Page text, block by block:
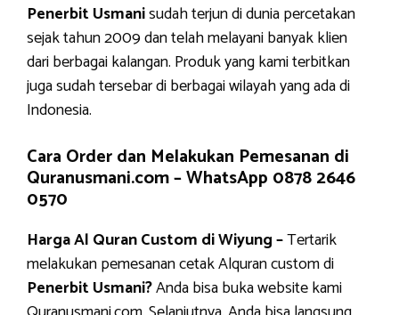
Penerbit Usmanisudah terjun di dunia percetakan
sejak tahun 2009 dan telah melayani banyak klien
dari berbagai kalangan. Produk yang kami terbitkan
juga sudah tersebar di berbagai wilayah yang ada di
Indonesia.
Cara Order dan Melakukan Pemesanan di
Quranusmani.com –WhatsApp 0878 2646
0570
Harga Al Quran Custom di Wiyung –Tertarik
melakukan pemesanan cetak Alquran custom di
Penerbit Usmani?Anda bisa buka website kami